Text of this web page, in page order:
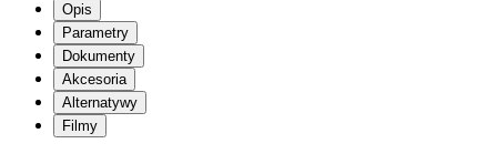
Opis
Parametry
Dokumenty
Akcesoria
Alternatywy
Filmy